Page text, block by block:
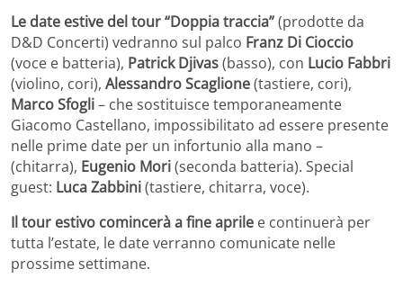
Le date estive del tour “Doppia traccia”(prodotte da
D&D Concerti) vedranno sul palco Franz Di Cioccio
(voce e batteria), Patrick Djivas(basso), con Lucio Fabbri
(violino, cori), Alessandro Scaglione(tastiere, cori),
Marco Sfogli– che sostituisce temporaneamente
Giacomo Castellano, impossibilitato ad essere presente
nelle prime date per un infortunio alla mano –
(chitarra), Eugenio Mori(seconda batteria). Special
guest: Luca Zabbini(tastiere, chitarra, voce).
Il tour estivo comincerà a fine aprile e continuerà per
tutta l’estate, le date verranno comunicate nelle
prossime settimane.